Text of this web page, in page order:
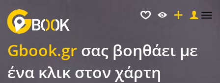
Gbook.gr σας βοηθάει με
ένα κλικ στον χάρτη